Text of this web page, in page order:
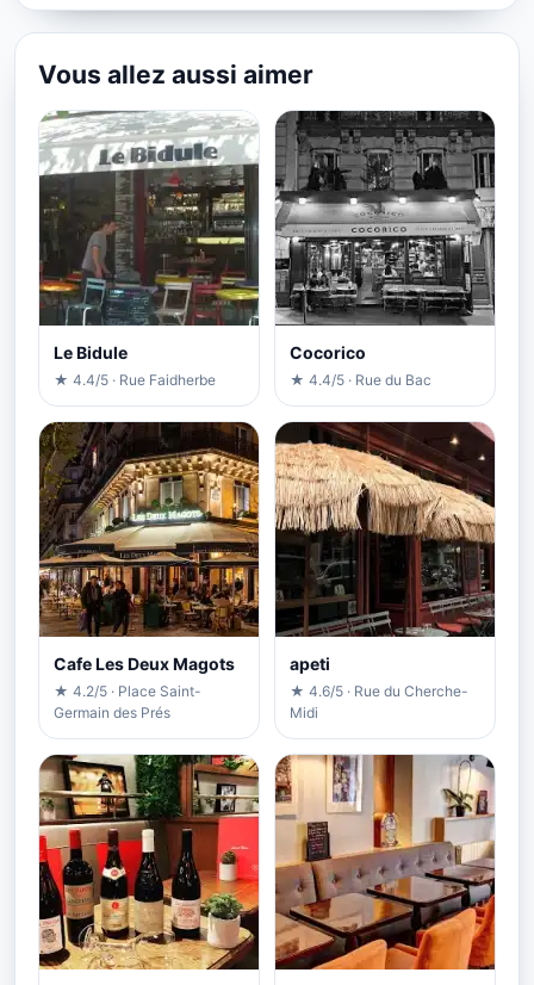
Vous allez aussi aimer
Le Bidule
★ 4.4/5 · Rue Faidherbe
Cocorico
★ 4.4/5 · Rue du Bac
Cafe Les Deux Magots
★ 4.2/5 · Place Saint-
Germain des Prés
apeti
★ 4.6/5 · Rue du Cherche-
Midi